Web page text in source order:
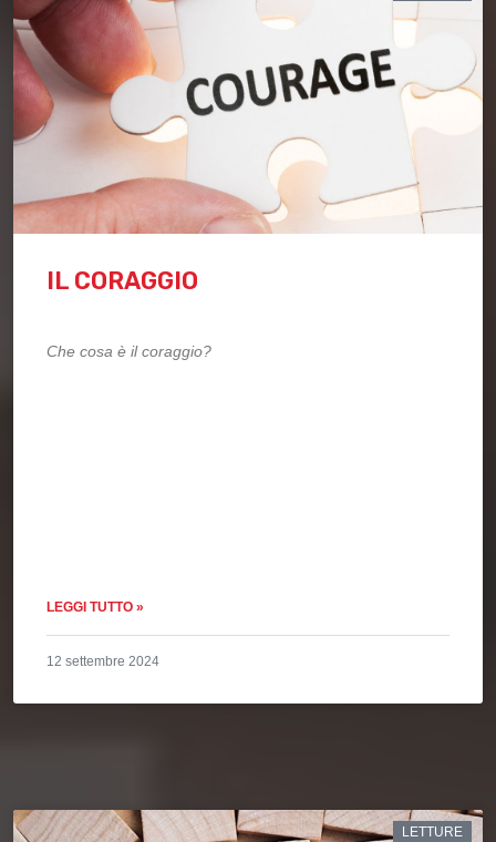
IL CORAGGIO
Che cosa è il coraggio?
LEGGI TUTTO »
12 settembre 2024
LETTURE